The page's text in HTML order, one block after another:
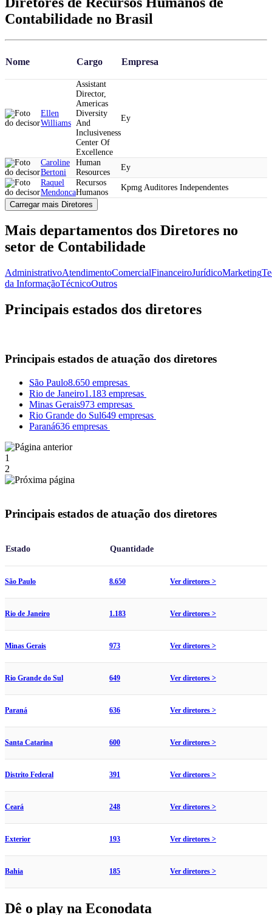
Contabilidade no Brasil
Nome Cargo Empresa
Ellen
Williams
Assistant
Director,
Americas
Diversity
And
Inclusiveness
Center Of
Excellence
Ey
Caroline
Bertoni
Human
Resources
Ey
Raquel
Mendonca
Recursos
Humanos
Kpmg Auditores Independentes
Carregar mais Diretores
Mais departamentos dos Diretores no
setor de Contabilidade
AdministrativoAtendimentoComercialFinanceiroJurídicoMarketing
da InformaçãoTécnicoOutros
Principais estados dos diretores
Principais estados de atuação dos diretores
São Paulo8.650 empresas
Rio de Janeiro1.183 empresas
Minas Gerais973 empresas
Rio Grande do Sul649 empresas
Paraná636 empresas
1
2
Principais estados de atuação dos diretores
Estado Quantidade
São Paulo 8.650 Ver diretores >
Rio de Janeiro 1.183 Ver diretores >
Minas Gerais 973 Ver diretores >
Rio Grande do Sul 649 Ver diretores >
Paraná 636 Ver diretores >
Santa Catarina 600 Ver diretores >
Distrito Federal 391 Ver diretores >
Ceará 248 Ver diretores >
Exterior 193 Ver diretores >
Bahia 185 Ver diretores >
Dê o play na Econodata